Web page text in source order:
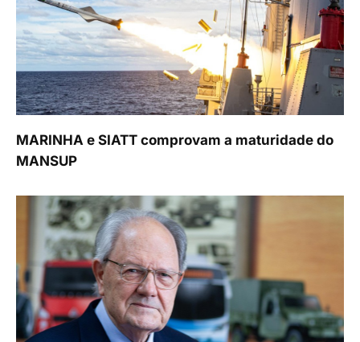
MARINHA e SIATT comprovam a maturidade do
MANSUP